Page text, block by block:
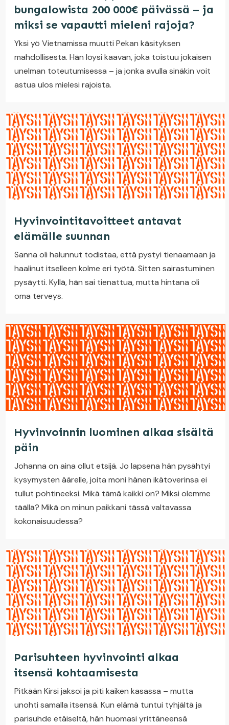
bungalowista 200 000€ päivässä – ja
miksi se vapautti mieleni rajoja?
Yksi yö Vietnamissa muutti Pekan käsityksen
mahdollisesta. Hän löysi kaavan, joka toistuu jokaisen
unelman toteutumisessa – ja jonka avulla sinäkin voit
astua ulos mielesi rajoista.
Hyvinvointitavoitteet antavat
elämälle suunnan
Sanna oli halunnut todistaa, että pystyi tienaamaan ja
haalinut itselleen kolme eri työtä. Sitten sairastuminen
pysäytti. Kyllä, hän sai tienattua, mutta hintana oli
oma terveys.
Hyvinvoinnin luominen alkaa sisältä
päin
Johanna on aina ollut etsijä. Jo lapsena hän pysähtyi
kysymysten äärelle, joita moni hänen ikätoverinsa ei
tullut pohtineeksi. Mikä tämä kaikki on? Miksi olemme
täällä? Mikä on minun paikkani tässä valtavassa
kokonaisuudessa?
Parisuhteen hyvinvointi alkaa
itsensä kohtaamisesta
Pitkään Kirsi jaksoi ja piti kaiken kasassa – mutta
unohti samalla itsensä. Kun elämä tuntui tyhjältä ja
parisuhde etäiseltä, hän huomasi yrittäneensä